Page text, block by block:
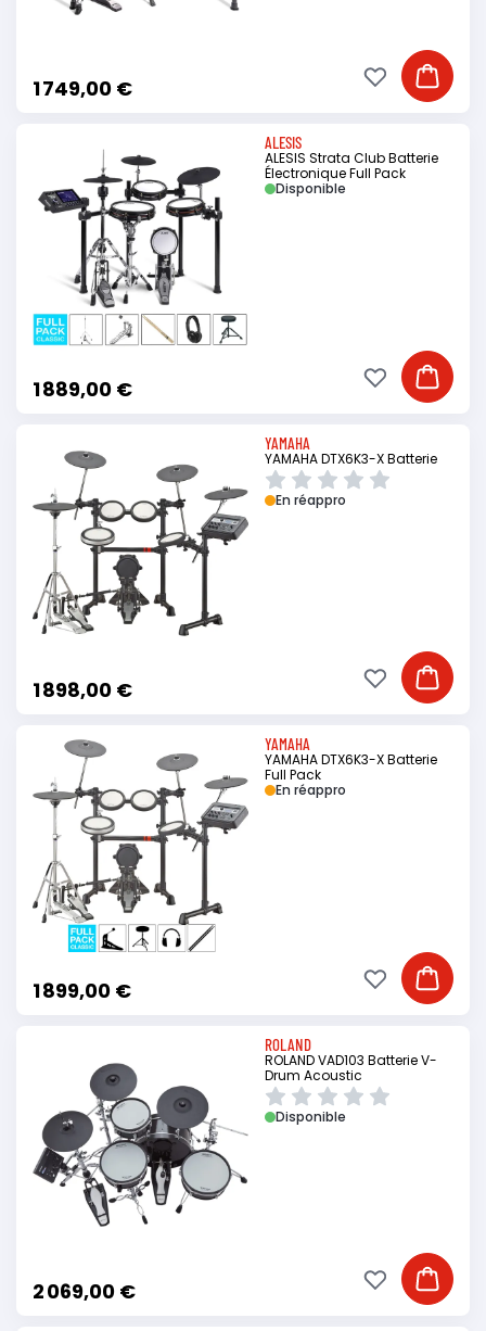
1 749,00 € Ajouter
Ajouter à ma
ALESIS
ALESIS Strata Club Batterie
Électronique Full Pack
1 889,00 €
Disponible
Ajouter
Ajouter à ma
YAMAHA
YAMAHA DTX6K3-X Batterie
1 898,00 €
En réappro
Ajouter
Ajouter à ma
YAMAHA
YAMAHA DTX6K3-X Batterie
Full Pack
1 899,00 €
En réappro
Ajouter
Ajouter à ma
ROLAND
ROLAND VAD103 Batterie V-
Drum Acoustic
2 069,00 €
Disponible
Ajouter
Ajouter à ma